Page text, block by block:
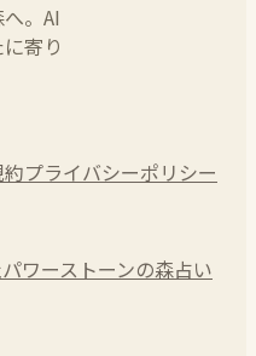
。AI
寄り
プライバシーポリシー
パワーストーンの森占い